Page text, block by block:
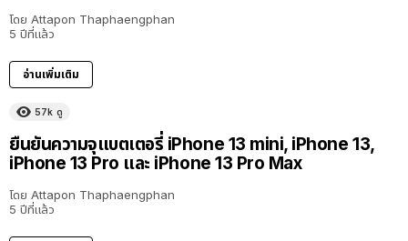
โดย Attapon Thaphaengphan
5 ปีที่แล้ว
อ่านเพิ่มเติม
57k ดู
ยืนยันความจุแบตเตอรี่ iPhone 13 mini, iPhone 13,
iPhone 13 Pro และ iPhone 13 Pro Max
โดย Attapon Thaphaengphan
5 ปีที่แล้ว